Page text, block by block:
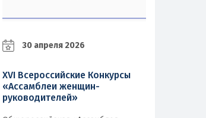
30 апреля 2026
XVI Всероссийские Конкурсы
«Ассамблеи женщин-
руководителей»